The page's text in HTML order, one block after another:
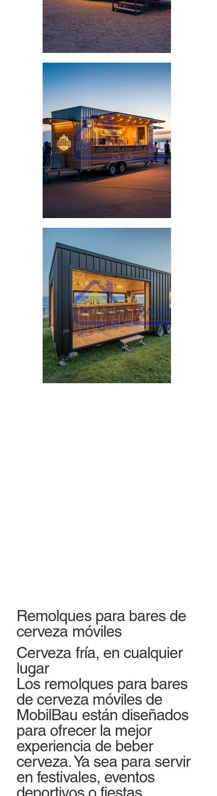
Cerveza fría, en cualquier
lugar
Los remolques para bares
de cerveza móviles de
MobilBau están diseñados
para ofrecer la mejor
experiencia de beber
cerveza. Ya sea para servir
en festivales, eventos
Remolques para bares de
cerveza móviles